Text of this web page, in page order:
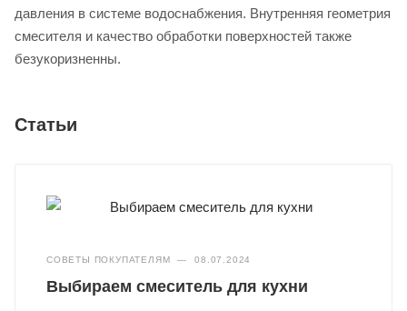
давления в системе водоснабжения. Внутренняя геометрия
смесителя и качество обработки поверхностей также
безукоризненны.
Статьи
СОВЕТЫ ПОКУПАТЕЛЯМ — 08.07.2024
Выбираем смеситель для кухни